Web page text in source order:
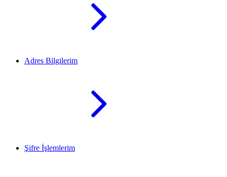
Adres Bilgilerim
Şifre İşlemlerim